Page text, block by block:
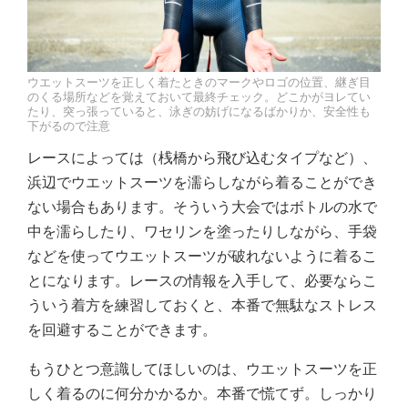
ウエットスーツを正しく着たときのマークやロゴの位置、継ぎ目
のくる場所などを覚えておいて最終チェック。どこかがヨレてい
たり、突っ張っていると、泳ぎの妨げになるばかりか、安全性も
下がるので注意
レースによっては（桟橋から飛び込むタイプなど）、
浜辺でウエットスーツを濡らしながら着ることができ
ない場合もあります。そういう大会ではボトルの水で
中を濡らしたり、ワセリンを塗ったりしながら、手袋
などを使ってウエットスーツが破れないように着るこ
とになります。レースの情報を入手して、必要ならこ
ういう着方を練習しておくと、本番で無駄なストレス
を回避することができます。
もうひとつ意識してほしいのは、ウエットスーツを正
しく着るのに何分かかるか。本番で慌てず。しっかり